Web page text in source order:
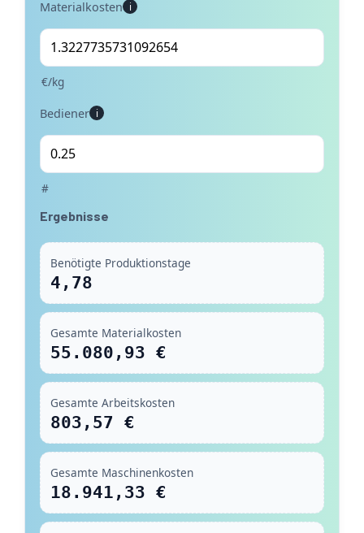
Materialkosten i
€/kg
Bediener i
#
Ergebnisse
Benötigte Produktionstage
4,78
Gesamte Materialkosten
55.080,93 €
Gesamte Arbeitskosten
803,57 €
Gesamte Maschinenkosten
18.941,33 €